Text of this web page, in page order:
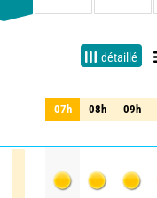
détaillé
07h 08h 09h
07h 08h 09h